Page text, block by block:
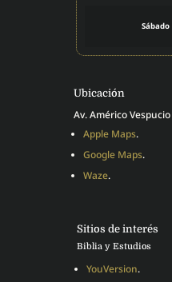
Sábado
Ubicación
Av. Américo
Apple Maps.
Google Maps.
Waze.
Sitios de interés
Biblia y Estudios
YouVersion.